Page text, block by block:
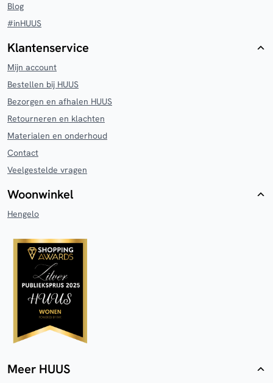
Blog
#inHUUS
Klantenservice
Mijn account
Bestellen bij HUUS
Bezorgen en afhalen HUUS
Retourneren en klachten
Materialen en onderhoud
Contact
Veelgestelde vragen
Woonwinkel
Hengelo
Meer HUUS